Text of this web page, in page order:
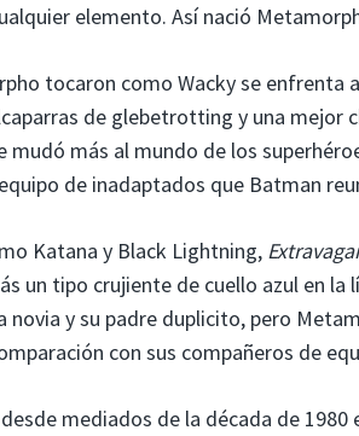
elemento. Así nació
tocaron como Wacky se enfrenta
de glebetrotting y una mejor
más al mundo de los
de inadaptados que Batman
Katana y Black Lightning,
un tipo crujiente de cuello azul en la
novia y su padre duplicito, pero
con sus compañeros de
mediados de la década de 1980